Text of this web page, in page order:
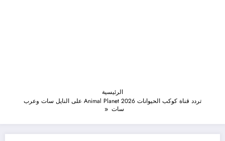
الرئيسية
تردد قناة كوكب الحيوانات 2026 Animal Planet على النايل سات وعرب
سات